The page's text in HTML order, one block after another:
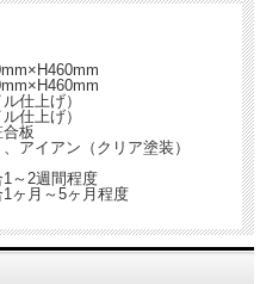
仕上げ）
仕上げ）
板
アイアン（クリア塗装）
～2週間程度
ヶ月～5ヶ月程度